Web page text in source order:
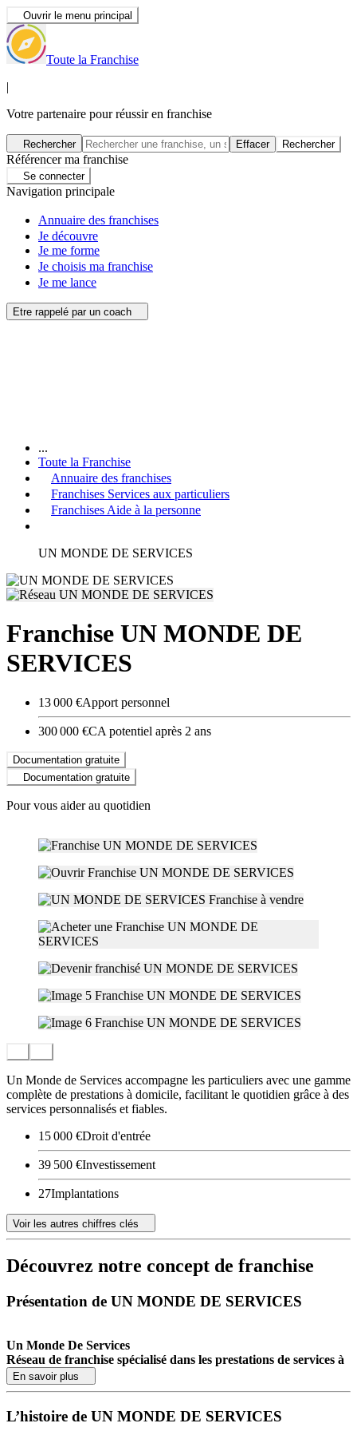
Ouvrir le menu principal
Toute la Franchise
|
Votre partenaire pour réussir en franchise
Rechercher Effacer Rechercher
Référencer ma franchise
Se connecter
Navigation principale
Annuaire des franchises
Je découvre
Je me forme
Je choisis ma franchise
Je me lance
Etre rappelé par un coach
...
Toute la Franchise
Annuaire des franchises
Franchises Services aux particuliers
Franchises Aide à la personne
UN MONDE DE SERVICES
Franchise UN MONDE DE
SERVICES
13 000 €Apport personnel
300 000 €CA potentiel après 2 ans
Documentation gratuite
Documentation gratuite
Pour vous aider au quotidien
Un Monde de Services accompagne les particuliers avec une gamme
complète de prestations à domicile, facilitant le quotidien grâce à des
services personnalisés et fiables.
15 000 €Droit d'entrée
39 500 €Investissement
27Implantations
Voir les autres chiffres clés
Découvrez notre concept de franchise
Présentation de UN MONDE DE SERVICES
Un Monde De Services
Réseau de franchise spécialisé dans les prestations de services à
la personne à domicile
une offre complète et globale de services à la personne à domicile,
En savoir plus
L’histoire de UN MONDE DE SERVICES